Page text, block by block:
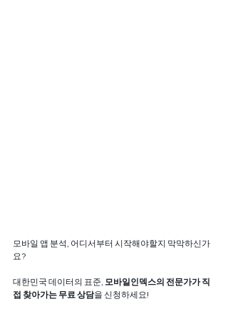
모바일 앱 분석, 어디서부터 시작해야할지 막막하신가
요?
대한민국 데이터의 표준, 모바일인덱스의 전문가가 직
접 찾아가는 무료 상담을 신청하세요!